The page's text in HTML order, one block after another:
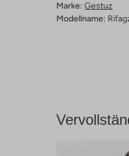
Marke: Gestuz
Modellname: